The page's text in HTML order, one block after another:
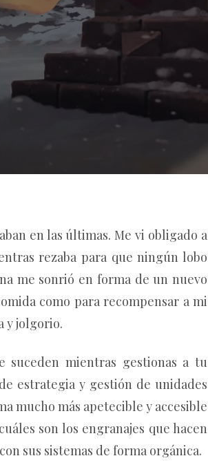
en las últimas. Me vi obligado a
rezaba para que ningún lobo
me sonrió en forma de un nuevo
como para recompensar a mi
y jolgorio.
suceden mientras gestionas a tu
estrategia y gestión de unidades
mucho más apetecible y accesible
cuáles son los engranajes que hacen
sus sistemas de forma orgánica.